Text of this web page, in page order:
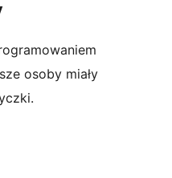
osoby miały